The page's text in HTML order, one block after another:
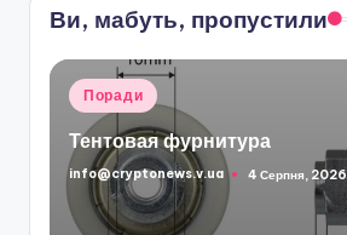
Ви, мабуть, пропустили
Опубліковано
Поради
Тентовая фурнитура
Опубліковано
info@cryptonews.v.ua 4 Серпня, 2026